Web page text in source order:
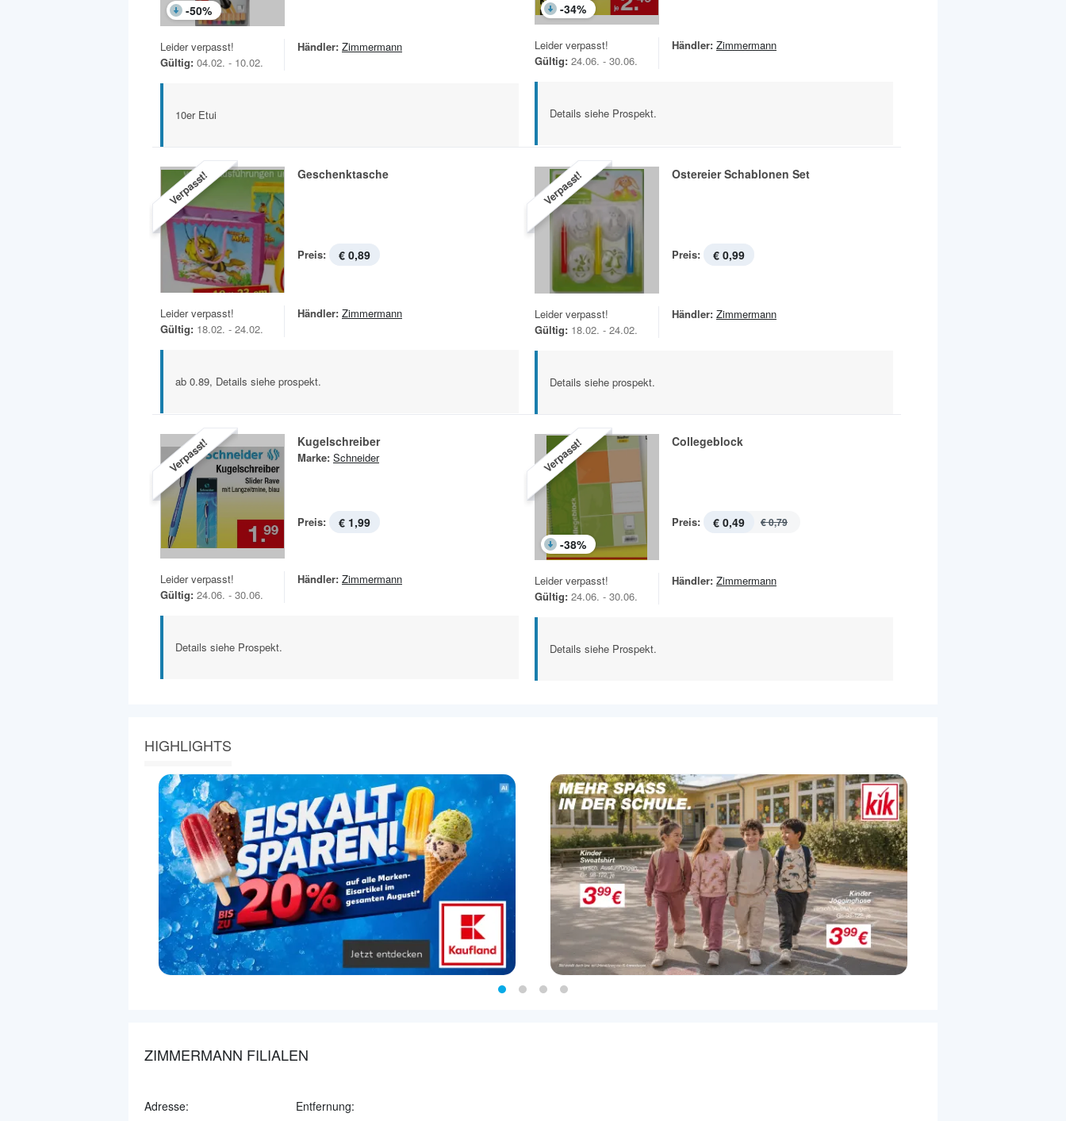
-50%
Leider verpasst!
Gültig: 04.02. - 10.02.
Händler: Zimmermann
10er Etui
-34%
Leider verpasst!
Gültig: 24.06. - 30.06.
Händler: Zimmermann
Details siehe Prospekt.
Verpasst! Geschenktasche
Preis: € 0,89
Leider verpasst!
Gültig: 18.02. - 24.02.
Händler: Zimmermann
ab 0.89, Details siehe prospekt.
Verpasst! Ostereier Schablonen Set
Preis: € 0,99
Leider verpasst!
Gültig: 18.02. - 24.02.
Händler: Zimmermann
Details siehe prospekt.
Verpasst! Kugelschreiber
Marke: Schneider
Preis: € 1,99
Leider verpasst!
Gültig: 24.06. - 30.06.
Händler: Zimmermann
Details siehe Prospekt.
Verpasst!
-38%
Collegeblock
Preis: € 0,49 € 0,79
Leider verpasst!
Gültig: 24.06. - 30.06.
Händler: Zimmermann
Details siehe Prospekt.
HIGHLIGHTS
ZIMMERMANN FILIALEN
Adresse: Entfernung: